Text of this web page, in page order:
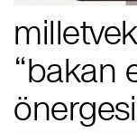
“bakan